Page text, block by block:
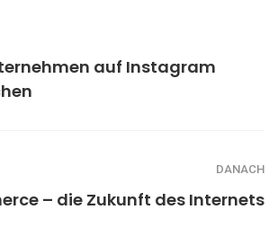
auf Instagram
DANACH
– die Zukunft des Internets